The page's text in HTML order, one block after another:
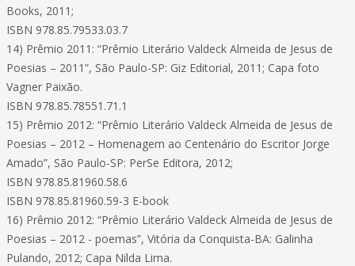
Books, 2011;
ISBN 978.85.79533.03.7
14) Prêmio 2011: “Prêmio Literário Valdeck Almeida de Jesus de
Poesias – 2011”, São Paulo-SP: Giz Editorial, 2011; Capa foto
Vagner Paixão.
ISBN 978.85.78551.71.1
15) Prêmio 2012: “Prêmio Literário Valdeck Almeida de Jesus de
Poesias – 2012 – Homenagem ao Centenário do Escritor Jorge
Amado”, São Paulo-SP: PerSe Editora, 2012;
ISBN 978.85.81960.58.6
ISBN 978.85.81960.59-3 E-book
16) Prêmio 2012: “Prêmio Literário Valdeck Almeida de Jesus de
Poesias – 2012 - poemas”, Vitória da Conquista-BA: Galinha
Pulando, 2012; Capa Nilda Lima.